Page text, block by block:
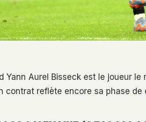
Yann Aurel Bisseck est le joueur le
contrat reflète encore sa phase de